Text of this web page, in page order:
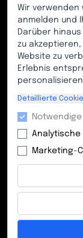
TikiToki
Nummer,
Telefon: (+34)
E-Mail:
Montag bis
©2026 .
Wir verwenden
anmelden und
Darüber
zu
Website zu
Erlebnis
Detaillierte
Notwendige
Analytische
Marketing-